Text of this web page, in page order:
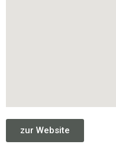
zur Website